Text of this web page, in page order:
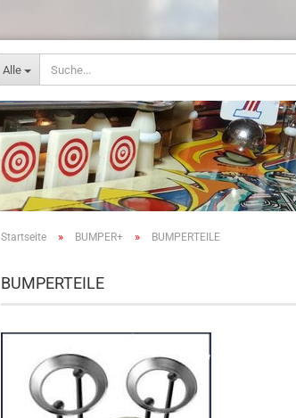
Alle
Startseite » BUMPER+ » BUMPERTEILE
BUMPERTEILE